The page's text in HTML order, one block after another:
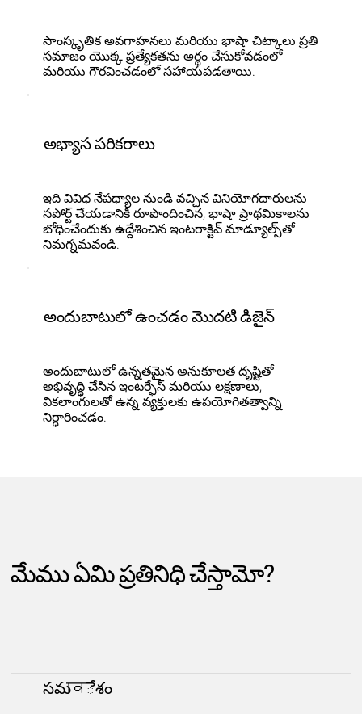
సాంస్కృతిక అవగాహనలు మరియు భాషా చిట్కాలు ప్రతి
సమాజం యొక్క ప్రత్యేకతను అర్థం చేసుకోవడంలో
మరియు గౌరవించడంలో సహాయపడతాయి.
అభ్యాస పరికరాలు
ఇది వివిధ నేపథ్యాల నుండి వచ్చిన వినియోగదారులను
సపోర్ట్ చేయడానికి రూపొందించిన, భాషా ప్రాథమికాలను
బోధించేందుకు ఉద్దేశించిన ఇంటరాక్టివ్ మాడ్యూల్స్‌తో
నిమగ్నమవండి.
అందుబాటులో ఉంచడం మొదటి డిజైన్
అందుబాటులో ఉన్నతమైన అనుకూలత దృష్టితో
అభివృద్ధి చేసిన ఇంటర్ఫేస్ మరియు లక్షణాలు,
వికలాంగులతో ఉన్న వ్యక్తులకు ఉపయోగితత్వాన్ని
నిర్ధారించడం.
సమावేశం
మేము ఏమి ప్రతినిధి చేస్తామో?